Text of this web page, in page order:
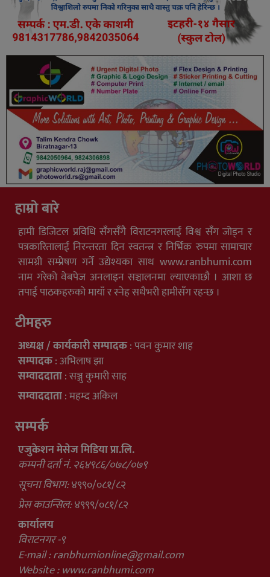
हाम्रो बारे
हामी डिजिटल प्रविधि सँगसँगै विराटनगरलाई विश्व सँग जोड्न र
पत्रकारितालाई निरन्तरता दिन स्वतन्त्र र निर्भिक रुपमा सामाचार
सामग्री सम्प्रेषण गर्ने उद्येश्यका साथ www.ranbhumi.com
नाम गरेको वेबपेज अनलाइन सञ्चालनमा ल्याएकाछौ । आशा छ
तपाई पाठकहरुको मायाँ र स्नेह सधैभरी हामीसँग रहन्छ ।
टीमहरु
अध्यक्ष / कार्यकारी सम्पादक: पवन कुमार शाह
सम्पादक: अभिलाष झा
सम्वाददाता: सञ्जु कुमारी साह
सम्वाददाता: महम्द अकिल
सम्पर्क
एजुकेशन मेसेज मिडिया प्रा.लि.
कम्पनी दर्ता नं. २६४९८६/०७८/०७९
सूचना विभाग:४९९०/०८१/८२
प्रेस काउन्सिल:४९९९/०८१/८२
कार्यालय
विराटनगर -९
E-mail :ranbhumionline@gmail.com
Website : www.ranbhumi.com